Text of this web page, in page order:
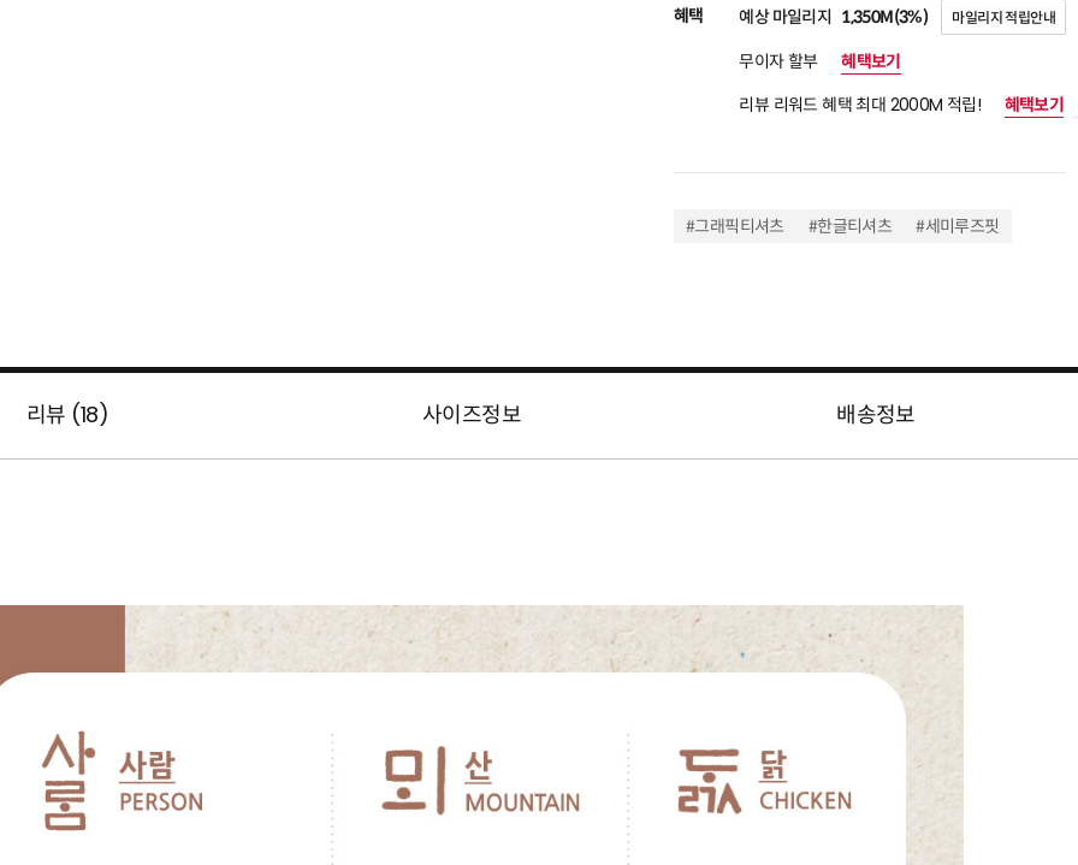
혜택 예상 마일리지 1,350M(3%) 마일리지 적립안내
무이자 할부
혜택보기
리뷰 리워드 혜택 최대 2000M 적립!
혜택보기
#그래픽티셔츠 #한글티셔츠 #세미루즈핏
리뷰 (18) 사이즈정보 배송정보